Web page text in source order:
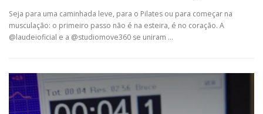
Seja para uma caminhada leve, para o Pilates ou para começar na
musculação: o primeiro passo não é na esteira, é no coração. A
@laudeioficial e a @studiomove360 se uniram …